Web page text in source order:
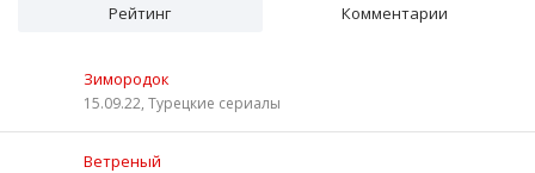
Рейтинг Комментарии
Зимородок
15.09.22, Турецкие сериалы
Ветреный